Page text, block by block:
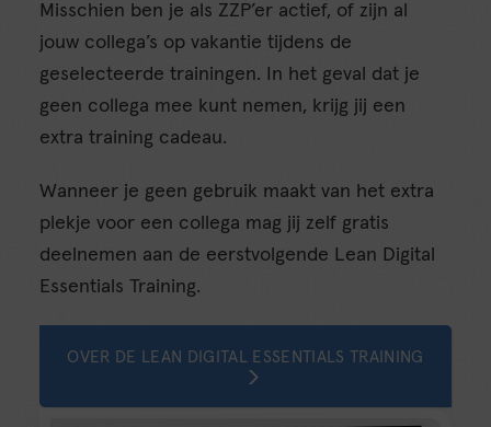
Misschien ben je als ZZP’er actief, of zijn al
jouw collega’s op vakantie tijdens de
geselecteerde trainingen. In het geval dat je
geen collega mee kunt nemen, krijg jij een
extra training cadeau.
Wanneer je geen gebruik maakt van het extra
plekje voor een collega mag jij zelf gratis
deelnemen aan de eerstvolgende Lean Digital
Essentials Training.
OVER DE LEAN DIGITAL ESSENTIALS TRAINING